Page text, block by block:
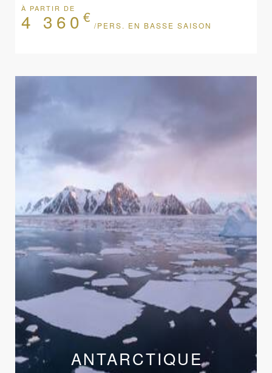
À PARTIR DE
4 360 € /PERS. EN BASSE SAISON
ANTARCTIQUE